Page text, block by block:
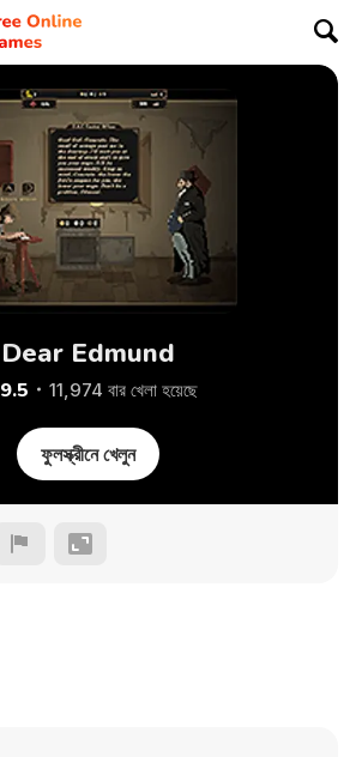
Dear Edmund
9.5 11,974 বার খেলা হয়েছে
ফুলস্ক্রীনে খেলুন